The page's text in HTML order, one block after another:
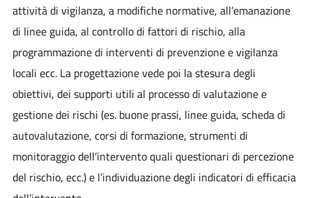
attività di vigilanza, a modifiche normative, all’emanazione
di linee guida, al controllo di fattori di rischio, alla
programmazione di interventi di prevenzione e vigilanza
locali ecc. La progettazione vede poi la stesura degli
obiettivi, dei supporti utili al processo di valutazione e
gestione dei rischi (es. buone prassi, linee guida, scheda di
autovalutazione, corsi di formazione, strumenti di
monitoraggio dell’intervento quali questionari di percezione
del rischio, ecc.) e l’individuazione degli indicatori di efficacia